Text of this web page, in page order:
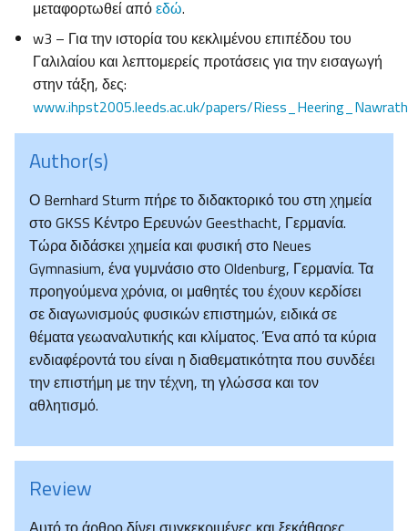
μεταφορτωθεί απόεδώ.
w3 – Για την ιστορία του κεκλιμένου επιπέδου του
Γαλιλαίου και λεπτομερείς προτάσεις για την εισαγωγή
στην τάξη, δες:
www.ihpst2005.leeds.ac.uk/papers/
Author(s)
Ο Bernhard Sturm πήρε το διδακτορικό του στη χημεία
στο GKSS Κέντρο Ερευνών Geesthacht, Γερμανία.
Τώρα διδάσκει χημεία και φυσική στο Neues
Gymnasium, ένα γυμνάσιο στο Oldenburg, Γερμανία. Τα
προηγούμενα χρόνια, οι μαθητές του έχουν κερδίσει
σε διαγωνισμούς φυσικών επιστημών, ειδικά σε
θέματα γεωαναλυτικής και κλίματος. Ένα από τα κύρια
ενδιαφέροντά του είναι η διαθεματικότητα που συνδέει
την επιστήμη με την τέχνη, τη γλώσσα και τον
αθλητισμό.
Review